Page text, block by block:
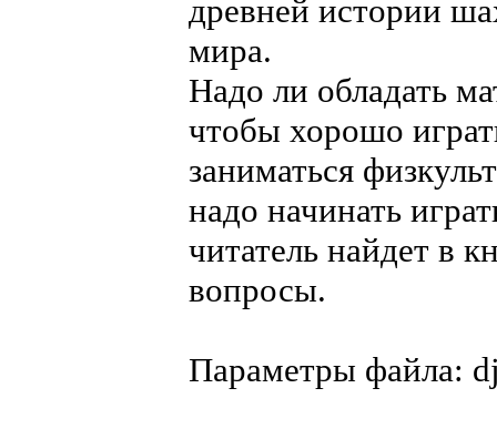
древней истории
мира.
Надо ли обладать
чтобы хорошо
заниматься
надо начинать
читатель найдет в
вопросы.
Параметры файла: